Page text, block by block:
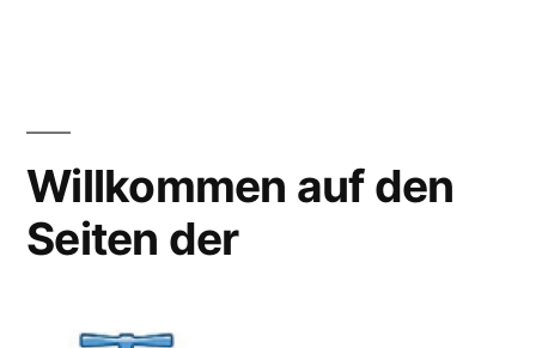
Willkommen auf den
Seiten der